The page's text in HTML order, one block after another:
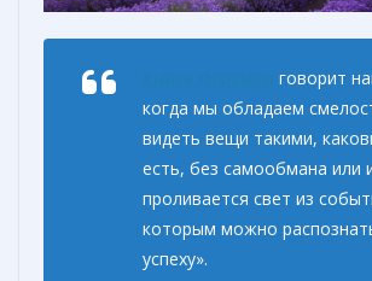
говорит
когда мы обладаем
видеть вещи такими,
есть, без самообмана или
проливается свет из
которым можно
успеху».